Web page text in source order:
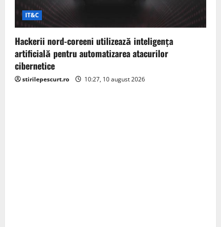
IT&C
Hackerii nord-coreeni utilizează inteligența
artificială pentru automatizarea atacurilor
cibernetice
stirilepescurt.ro 10:27, 10 august 2026